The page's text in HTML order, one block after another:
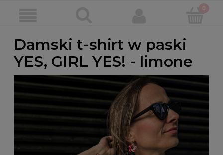
Damski t-shirt w paski
YES, GIRL YES! - limone